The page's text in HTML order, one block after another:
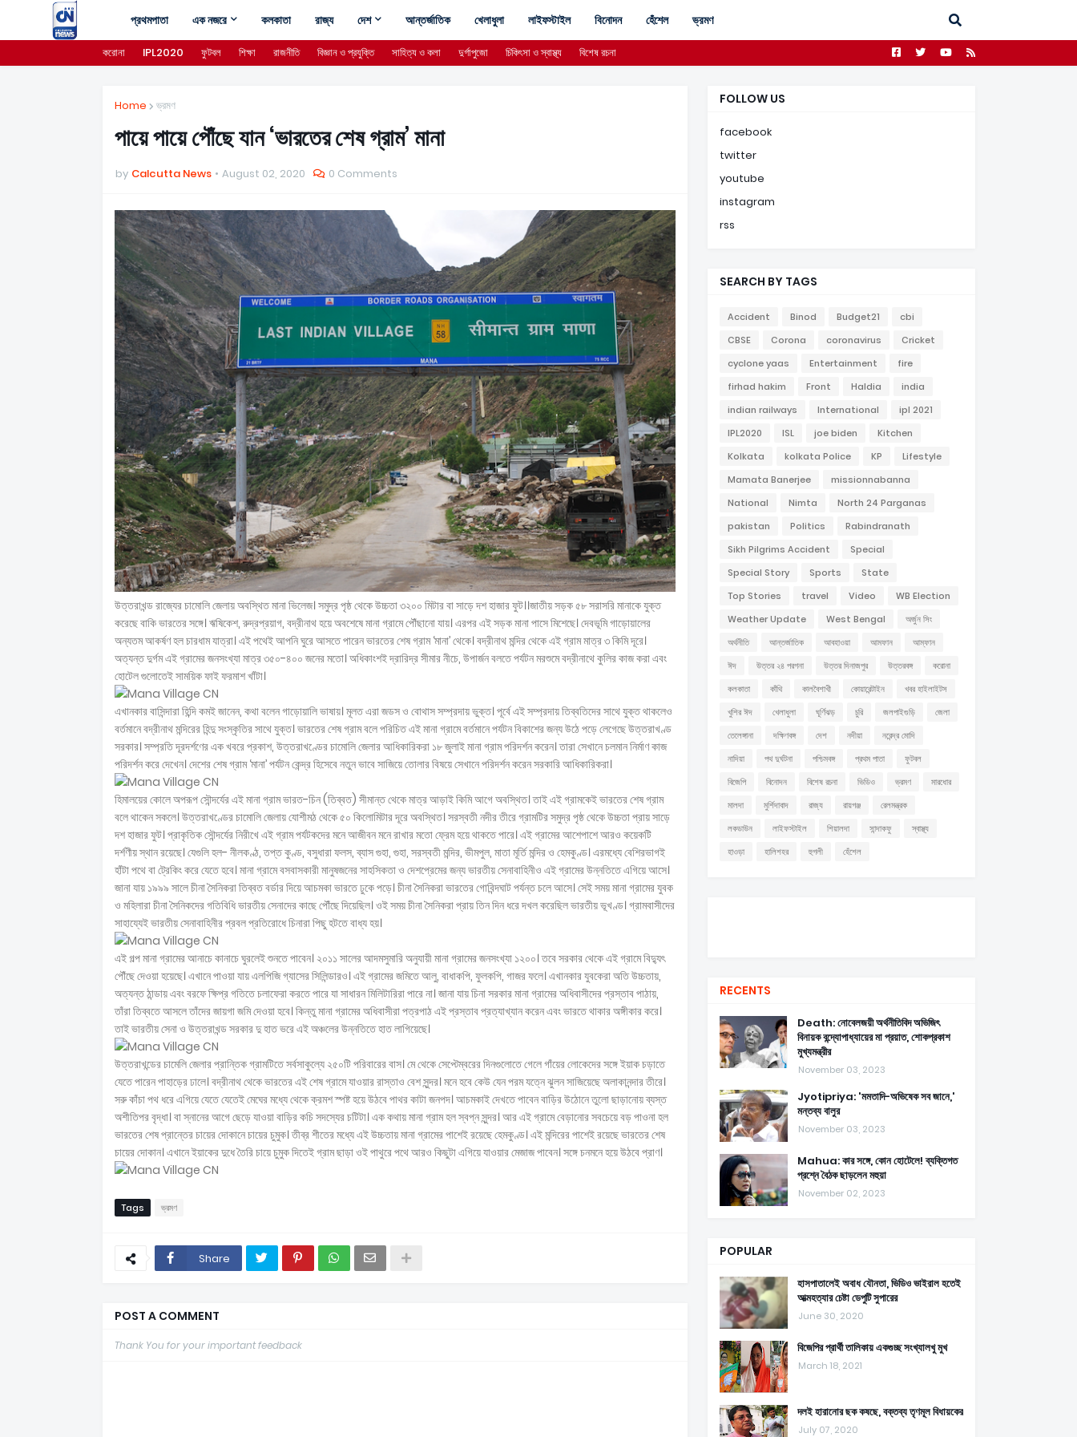
প্রথমপাতা এক নজরে কলকাতা রাজ্য দেশ আন্তর্জাতিক খেলাধুলা লাইফস্টাইল বিনোদন হেঁশেল ভ্রমণ
করোনা IPL2020 ফুটবল শিক্ষা রাজনীতি বিজ্ঞান ও প্রযুক্তি সাহিত্য ও কলা দুর্গাপুজো চিকিৎসা ও স্বাস্থ্য বিশেষ রচনা
Home ভ্রমণ
পায়ে পায়ে পৌঁছে যান ‘ভারতের শেষ গ্রাম’ মানা
by Calcutta News August 02, 2020 0 Comments
উত্তরাখন্ড রাজ্যের চামোলি জেলায় অবস্থিত মানা ভিলেজ। সমুদ্র পৃষ্ঠ থেকে উচ্চতা ৩২০০ মিটার বা সাড়ে দশ হাজার ফুট।।জাতীয় সড়ক ৫৮ সরাসরি মানাকে যুক্ত
করেছে বাকি ভারতের সঙ্গে। ঋষিকেশ, রুদ্রপ্রয়াগ, বদ্রীনাথ হয়ে অবশেষে মানা গ্রামে পৌঁছানো যায়। এরপর এই সড়ক মানা পাসে মিশেছে। দেবভূমি গাড়োয়ালের
অন্যতম আকর্ষণ হল চারধাম যাত্রা। এই পথেই আপনি ঘুরে আসতে পারেন ভারতের শেষ গ্রাম ‘মানা’ থেকে। বদ্রীনাথ মন্দির থেকে এই গ্রাম মাত্র ৩ কিমি দূরে।
অত্যন্ত দুর্গম এই গ্রামের জনসংখ্যা মাত্র ৩৫০-৪০০ জনের মতো। অধিকাংশই দ্রারিদ্র সীমার নীচে, উপার্জন বলতে পর্যটন মরশুমে বদ্রীনাথে কুলির কাজ করা এবং
হোটেল গুলোতেই সাময়িক ফাই ফরমাশ খাঁটা।
এখানকার বাসিন্দারা হিন্দি কমই জানেন, কথা বলেন গাড়োয়ালি ভাষায়। মূলত এরা জডস ও বোথাস সম্প্রদায় ভুক্ত। পূর্বে এই সম্প্রদায় তিব্বতিদের সাথে যুক্ত থাকলেও
বর্তমানে বদ্রীনাথ মন্দিরের হিন্দু সংস্কৃতির সাথে যুক্ত। ভারতের শেষ গ্রাম বলে পরিচিত এই মানা গ্রামে বর্তমানে পর্যটন বিকাশের জন্য উঠে পড়ে লেগেছে উত্তরাখণ্ড
সরকার। সম্প্রতি দূরদর্শণের এক খবরে প্রকাশ, উত্তরাখণ্ডের চামোলি জেলার আধিকারিকরা ১৮ জুলাই মানা গ্রাম পরিদর্শন করেন। তারা সেখানে চলমান নির্মাণ কাজ
পরিদর্শন করে দেখেন। দেশের শেষ গ্রাম ‘মানা’ পর্যটন কেন্দ্র হিসেবে নতুন ভাবে সাজিয়ে তোলার বিষয়ে সেখানে পরিদর্শন করেন সরকারি আধিকারিকরা।
হিমালয়ের কোলে অপরূপ সৌন্দর্যের এই মানা গ্রাম ভারত-চিন (তিব্বত) সীমান্ত থেকে মাত্র আড়াই কিমি আগে অবস্থিত। তাই এই গ্রামকেই ভারতের শেষ গ্রাম
বলে থাকেন সকলে। উত্তরাখণ্ডের চামোলি জেলায় যোশীমঠ থেকে ৫০ কিলোমিটার দূরে অবস্থিত। সরস্বতী নদীর তীরে গ্রামটির সমুদ্র পৃষ্ঠ থেকে উচ্চতা প্রায় সাড়ে
দশ হাজার ফুট। প্রাকৃতিক সৌন্দর্যের নিরীখে এই গ্রাম পর্যটকদের মনে আজীবন মনে রাখার মতো ফ্রেম হয়ে থাকতে পারে। এই গ্রামের আশেপাশে আরও কয়েকটি
দর্শণীয় স্থান রয়েছে। যেগুলি হল- নীলকণ্ঠ, তপ্ত কুণ্ড, বসুধারা ফলস, ব্যাস গুহা, গুহা, সরস্বতী মন্দির, ভীমপুল, মাতা মূর্তি মন্দির ও হেমকুণ্ড। এরমধ্যে বেশিরভাগই
হাঁটা পথে বা ট্রেকিং করে যেতে হবে। মানা গ্রামে বসবাসকারী মানুষজনের সাহসিকতা ও দেশপ্রেমের জন্য ভারতীয় সেনাবাহিনীও এই গ্রামের উন্নতিতে এগিয়ে আসে।
জানা যায় ১৯৯৯ সালে চীনা সৈনিকরা তিব্বত বর্ডার দিয়ে আচমকা ভারতে ঢুকে পড়ে। চীনা সৈনিকরা ভারতের গোবিন্দঘাট পর্যন্ত চলে আসে। সেই সময় মানা গ্রামের যুবক
ও মহিলারা চীনা সৈনিকদের গতিবিধি ভারতীয় সেনাদের কাছে পৌঁছে দিয়েছিল। ওই সময় চীনা সৈনিকরা প্রায় তিন দিন ধরে দখল করেছিল ভারতীয় ভূখণ্ড। গ্রামবাসীদের
সাহায্যেই ভারতীয় সেনাবাহিনীর প্রবল প্রতিরোধে চিনারা পিছু হটতে বাধ্য হয়।
এই গল্প মানা গ্রামের আনাচে কানাচে ঘুরলেই শুনতে পাবেন। ২০১১ সালের আদমসুমারি অনুযায়ী মানা গ্রামের জনসংখ্যা ১২০০। তবে সরকার থেকে এই গ্রামে বিদ্যুৎ
পৌঁছে দেওয়া হয়েছে। এখানে পাওয়া যায় এলপিজি গ্যাসের সিলিন্ডারও। এই গ্রামের জমিতে আলু, বাধাকপি, ফুলকপি, গাজর ফলে। এখানকার যুবকেরা অতি উচ্চতায়,
অত্যন্ত ঠান্ডায় এবং বরফে ক্ষিপ্র গতিতে চলাফেরা করতে পারে যা সাধারন মিলিটারিরা পারে না। জানা যায় চিনা সরকার মানা গ্রামের অধিবাসীদের প্রস্তাব পাঠায়,
তাঁরা তিব্বতে আসলে তাঁদের জায়গা জমি দেওয়া হবে। কিন্তু মানা গ্রামের অধিবাসীরা পত্রপাঠ এই প্রস্তাব প্রত্যাখ্যান করেন এবং ভারতে থাকার অঙ্গীকার করে।
তাই ভারতীয় সেনা ও উত্তরাখন্ড সরকার দু হাত ভরে এই অঞ্চলের উন্নতিতে হাত লাগিয়েছে।
উত্তরাখন্ডের চামেলি জেলার প্রান্তিক গ্রামটিতে সর্বসাকুল্যে ২৫০টি পরিবারের বাস। মে থেকে সেপ্টেম্বরের দিনগুলোতে গেলে গাঁয়ের লোকেদের সঙ্গে ইয়াক চড়াতে
যেতে পারেন পাহাড়ের ঢালে। বদ্রীনাথ থেকে ভারতের এই শেষ গ্রামে যাওয়ার রাস্তাও বেশ সুন্দর। মনে হবে কেউ যেন পরম যত্নে ঝুলন সাজিয়েছে অলাকানন্দার তীরে।
সরু কাঁচা পথ ধরে এগিয়ে যেতে যেতেই মেঘের মধ্যে থেকে ক্রমশ স্পষ্ট হয়ে উঠবে পাথর কাটা জনপদ। আচমকাই দেখতে পাবেন বাড়ির উঠোনে তুলো ছাড়ানোয় ব্যস্ত
অশীতিপর বৃদ্ধা। বা স্নানের আগে ছেড়ে যাওয়া বাড়ির কচি সদস্যের চটিটা। এক কথায় মানা গ্রাম হল স্বপ্ন সুন্দর। আর এই গ্রামে বেড়ানোর সবচেয়ে বড় পাওনা হল
ভারতের শেষ প্রান্তের চায়ের দোকানে চায়ের চুমুক। তীব্র শীতের মধ্যে এই উচ্চতায় মানা গ্রামের পাশেই রয়েছে হেমকুণ্ড। এই মন্দিরের পাশেই রয়েছে ভারতের শেষ
চায়ের দোকান। এখানে ইয়াকের দুধে তৈরি চায়ে চুমুক দিতেই গ্রাম ছাড়া ওই পাথুরে পথে আরও কিছুটা এগিয়ে যাওয়ার মেজাজ পাবেন। সঙ্গে চনমনে হয়ে উঠবে প্রাণ।
Tags ভ্রমণ
Share
POST A COMMENT
Thank You for your important feedback
FOLLOW US
facebook
twitter
youtube
instagram
rss
SEARCH BY TAGS
Accident Binod Budget21
cbi
CBSE
Corona coronavirus
Cricket
cyclone yaas
Entertainment
fire
firhad hakim
Front Haldia
india
indian railways
International
ipl 2021
IPL2020
ISL joe biden
Kitchen
Kolkata
kolkata Police KP
Lifestyle
Mamata Banerjee
missionnabanna
National
Nimta
North 24 Parganas
pakistan
Politics
Rabindranath
Sikh Pilgrims Accident
Special
Special Story
Sports
State
Top Stories
travel Video
WB Election
Weather Update
West Bengal
অর্জুন সিং
অর্থনীতি
আন্তর্জাতিক আবহাওয়া আমফান
আম্ফান
ঈদ
উত্তর ২৪ পরগনা উত্তর দিনাজপুর উত্তরবঙ্গ
করোনা
কলকাতা
কাঁথি কালবৈশাখী কোয়ারেন্টাইন
খবর হাইলাইটস
খুশির ঈদ
খেলাধুলা ঘূর্ণিঝড় চুরি জলপাইগুড়ি
জেলা
তেলেঙ্গানা
দক্ষিণবঙ্গ দেশ নদীয়া
নরেন্দ্র মোদি
নাদিয়া
পথ দুর্ঘটনা পশ্চিমবঙ্গ প্রথম পাতা
ফুটবল
বিজেপি
বিনোদন বিশেষ রচনা ভিডিও ভ্রমণ
মারধোর
মালদা
মুর্শিদাবাদ রাজ্য রায়গঞ্জ
রেলমন্ত্রক
লকডাউন
লাইফস্টাইল শিয়ালদা সান্দাকফু
স্বাস্থ্য
হাওড়া
হালিশহর হুগলী হেঁশেল
RECENTS
Death: নোবেলজয়ী অর্থনীতিবিদ অভিজিৎ
বিনায়ক বন্দ্যোপাধ্যায়ের মা প্রয়াত, শোকপ্রকাশ
মুখ্যমন্ত্রীর
November 03, 2023
Jyotipriya: 'মমতাদি-অভিষেক সব জানে,'
মন্তব্য বালুর
November 03, 2023
Mahua: কার সঙ্গে, কোন হোটেলে! ব্যক্তিগত
প্রশ্নে বৈঠক ছাড়লেন মহুয়া
November 02, 2023
POPULAR
হাসপাতালেই অবাধ যৌনতা, ভিডিও ভাইরাল হতেই
আত্মহত্যার চেষ্টা ডেপুটি সুপারের
June 30, 2020
বিজেপির প্রার্থী তালিকায় একগুচ্ছ সংখ্যালখু মুখ
March 18, 2021
দলই হারানোর ছক কষছে, বক্তব্য তৃণমূল বিধায়কের
July 07, 2020